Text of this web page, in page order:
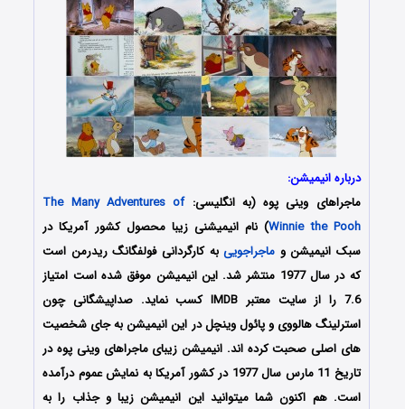
درباره انیمیشن:
ماجراهای وینی پوه (به انگلیسی:The Many Adventures of
Winnie the Pooh) نام انیمیشنی زیبا محصول کشور آمریکا در
سبک انیمیشن و ماجراجوییبه کارگردانی فولفگانگ ریدرمن است
که در سال 1977 منتشر شد. این انیمیشن موفق شده است امتیاز
7.6 را از سایت معتبر IMDB کسب نماید. صداپیشگانی چون
استرلینگ هالووی و پائول وینچل در این انیمیشن به جای شخصیت
های اصلی صحبت کرده اند. انیمیشن زیبای ماجراهای وینی پوه در
تاریخ 11 مارس سال 1977 در کشور آمریکا به نمایش عموم درآمده
است. هم اکنون شما میتوانید این انیمیشن زیبا و جذاب را به